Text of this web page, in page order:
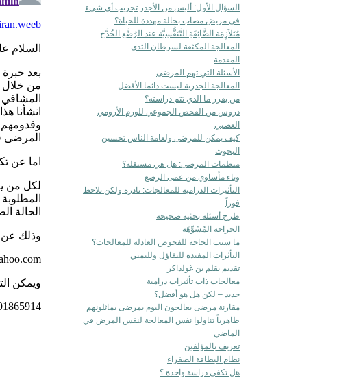
السؤال الأول: أليس من الأجدر تجريب أي شيء
في مريض مصاب بحالة مهددة للحياة؟
مُتَلاَزِمَة الضَّائِقَةِ التَّنَفُّسِيَّة عند الرُضَّع الخُدَّج
المعالجة المكثفة لسرطان الثدي
المقدمة
الأسئلة التي تهم المرضى
المعالجة الجذرية ليست دائما الأفضل
من يقرر ما الذي تتم دراسته؟
دروس من الفحص الجموعي للورم الأرومي
العصبي
كيف يمكن للمرضى ولعامة الناس تحسين
البحوث
منظمات المرضى: هل هي مستقلة؟
وباء مأساوي من عمى الرضع
التأثيرات الدرامية للمعالجات: نادرة ولكن تلاحظ
فوراً
طرح أسئلة بحثية صحيحة
الجراحة المُشَوِّهَة
ما سبب الحاجة للفحوص العادلة للمعالجات؟
التأثرات المفيدة للتفاؤل وللتمني
تقديم بقلم بن غولداكر
معالجات ذات تأثيرات درامية
جديد – لكن هل هو أفضل؟
مقارنة مرضى يعالجون اليوم بمرضى يماثلونهم
ظاهرياً تناولوا نفس المعالجة لنفس المرض في
الماضي
تعريف بالمؤلفين
نظام البطاقة الصفراء
هل تكفي دراسة واحدة ؟